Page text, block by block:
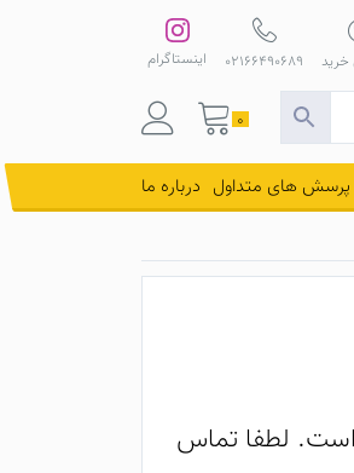
0
خرید 02166490689 اینستاگرام
پرسش های متداول درباره ما
لطفا تماس